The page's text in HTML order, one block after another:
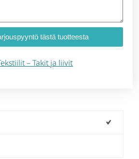
tästä tuotteesta
– Takit ja liivit